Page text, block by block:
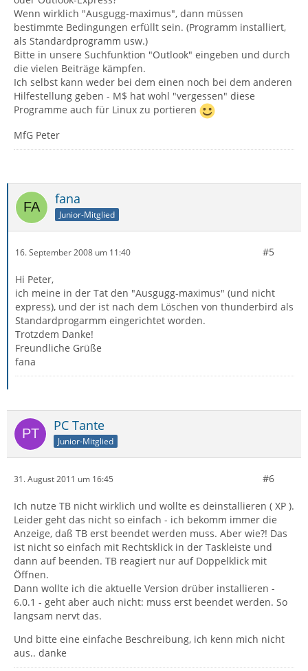
Wenn wirklich "Ausgugg-maximus", dann müssen
bestimmte Bedingungen erfüllt sein. (Programm installiert,
als Standardprogramm usw.)
Bitte in unsere Suchfunktion "Outlook" eingeben und durch
die vielen Beiträge kämpfen.
Ich selbst kann weder bei dem einen noch bei dem anderen
Hilfestellung geben - M$ hat wohl "vergessen" diese
Programme auch für Linux zu portieren
MfG Peter
fana
Junior-Mitglied
16. September 2008 um 11:40 #5
Hi Peter,
ich meine in der Tat den "Ausgugg-maximus" (und nicht
express), und der ist nach dem Löschen von thunderbird als
Standardprogarmm eingerichtet worden.
Trotzdem Danke!
Freundliche Grüße
fana
PC Tante
Junior-Mitglied
31. August 2011 um 16:45 #6
Ich nutze TB nicht wirklich und wollte es deinstallieren ( XP ).
Leider geht das nicht so einfach - ich bekomm immer die
Anzeige, daß TB erst beendet werden muss. Aber wie?! Das
ist nicht so einfach mit Rechtsklick in der Taskleiste und
dann auf beenden. TB reagiert nur auf Doppelklick mit
Öffnen.
Dann wollte ich die aktuelle Version drüber installieren -
6.0.1 - geht aber auch nicht: muss erst beendet werden. So
langsam nervt das.
Und bitte eine einfache Beschreibung, ich kenn mich nicht
aus.. danke